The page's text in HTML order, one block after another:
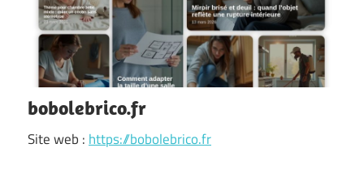
bobolebrico.fr
Site web : https://bobolebrico.fr